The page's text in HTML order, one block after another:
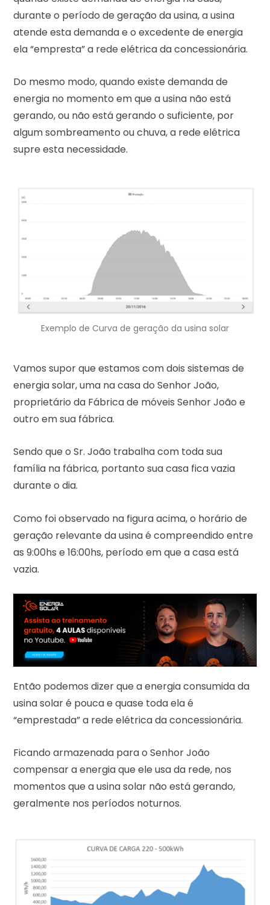
durante o período de geração da usina, a usina
atende esta demanda e o excedente de energia
ela “empresta” a rede elétrica da concessionária.
Do mesmo modo, quando existe demanda de
energia no momento em que a usina não está
gerando, ou não está gerando o suficiente, por
algum sombreamento ou chuva, a rede elétrica
supre esta necessidade.
Exemplo de Curva de geração da usina solar
Vamos supor que estamos com dois sistemas de
energia solar, uma na casa do Senhor João,
proprietário da Fábrica de móveis Senhor João e
outro em sua fábrica.
Sendo que o Sr. João trabalha com toda sua
família na fábrica, portanto sua casa fica vazia
durante o dia.
Como foi observado na figura acima, o horário de
geração relevante da usina é compreendido entre
as 9:00hs e 16:00hs, período em que a casa está
vazia.
Então podemos dizer que a energia consumida da
usina solar é pouca e quase toda ela é
“emprestada” a rede elétrica da concessionária.
Ficando armazenada para o Senhor João
compensar a energia que ele usa da rede, nos
momentos que a usina solar não está gerando,
geralmente nos períodos noturnos.